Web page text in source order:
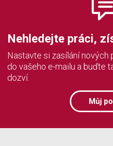
Nehledejte práci,
Nastavte si zasílání
do vašeho e-mailu a buďte
dozví.
Můj